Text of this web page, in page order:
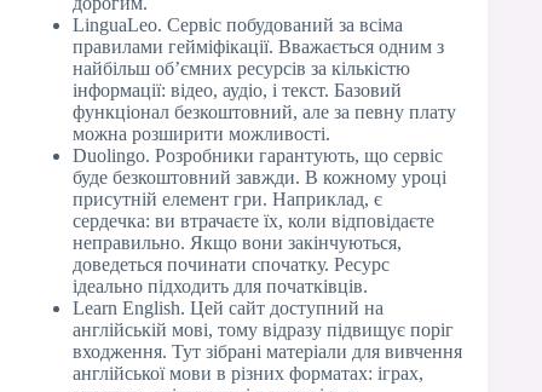
LinguaLeo. Сервіс побудований за всіма
правилами гейміфікації. Вважається одним з
найбільш об’ємних ресурсів за кількістю
інформації: відео, аудіо, і текст. Базовий
функціонал безкоштовний, але за певну плату
можна розширити можливості.
Duolingo. Розробники гарантують, що сервіс
буде безкоштовний завжди. В кожному уроці
присутній елемент гри. Наприклад, є
сердечка: ви втрачаєте їх, коли відповідаєте
неправильно. Якщо вони закінчуються,
доведеться починати спочатку. Ресурс
ідеально підходить для початківців.
Learn English. Цей сайт доступний на
англійській мові, тому відразу підвищує поріг
входження. Тут зібрані матеріали для вивчення
англійської мови в різних форматах: іграх,